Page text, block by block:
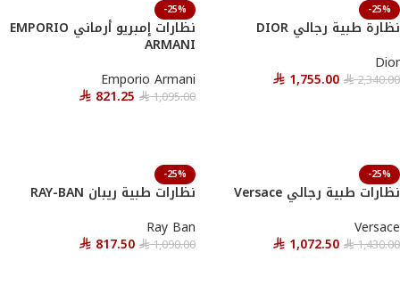
-25%
نظارة طبية رجالي DIOR
Dior
⃁2,340.00
⃁ 1,755.00
-25%
نظارات إمبريو أرماني EMPORIO
ARMANI
Emporio Armani
⃁1,095.00
⃁ 821.25
-25%
نظارات طبية رجالي Versace
Versace
⃁1,430.00
⃁ 1,072.50
-25%
نظارات طبية ريبان RAY-BAN
Ray Ban
⃁1,090.00
⃁ 817.50